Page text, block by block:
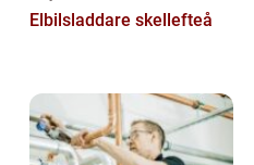
Elbilsladdare skellefteå